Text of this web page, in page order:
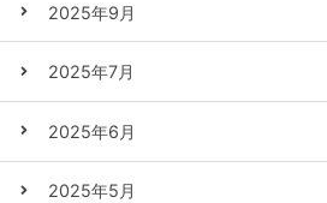
2025年9月
2025年7月
2025年6月
2025年5月